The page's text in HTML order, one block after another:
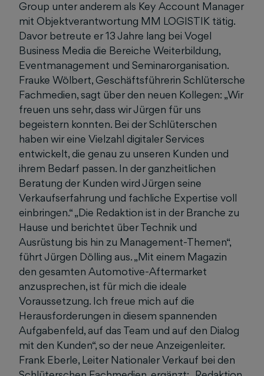
Group unter anderem als Key Account Manager
mit Objektverantwortung MM LOGISTIK tätig.
Davor betreute er 13 Jahre lang bei Vogel
Business Media die Bereiche Weiterbildung,
Eventmanagement und Seminarorganisation.
Frauke Wölbert, Geschäftsführerin Schlütersche
Fachmedien, sagt über den neuen Kollegen: „Wir
freuen uns sehr, dass wir Jürgen für uns
begeistern konnten. Bei der Schlüterschen
haben wir eine Vielzahl digitaler Services
entwickelt, die genau zu unseren Kunden und
ihrem Bedarf passen. In der ganzheitlichen
Beratung der Kunden wird Jürgen seine
Verkaufserfahrung und fachliche Expertise voll
einbringen.“ „Die Redaktion ist in der Branche zu
Hause und berichtet über Technik und
Ausrüstung bis hin zu Management-Themen“,
führt Jürgen Dölling aus. „Mit einem Magazin
den gesamten Automotive-Aftermarket
anzusprechen, ist für mich die ideale
Voraussetzung. Ich freue mich auf die
Herausforderungen in diesem spannenden
Aufgabenfeld, auf das Team und auf den Dialog
mit den Kunden“, so der neue Anzeigenleiter.
Frank Eberle, Leiter Nationaler Verkauf bei den